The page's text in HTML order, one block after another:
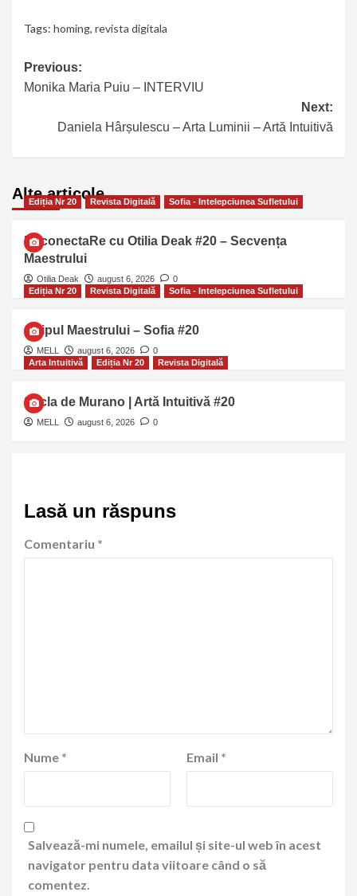
Tags: homing, revista digitala
Previous:
Monika Maria Puiu – INTERVIU
Next:
Daniela Hârșulescu – Arta Luminii – Artă Intuitivă
Alte articole…
Ediția Nr 20 Revista Digitală Sofia - Intelepciunea Sufletului
ReconectaRe cu Otilia Deak #20 – Secvența
Maestrului
Otilia Deak august 6, 2026
0
Ediția Nr 20
Revista Digitală Sofia - Intelepciunea Sufletului
Chipul Maestrului – Sofia #20
MELL august 6, 2026
0
Arta Intuitivă
Ediția Nr 20 Revista Digitală
Sticla de Murano | Artă Intuitivă #20
MELL august 6, 2026 0
Lasă un răspuns
Comentariu *
Nume * Email *
Salvează-mi numele, emailul și site-ul web în acest
navigator pentru data viitoare când o să
comentez.